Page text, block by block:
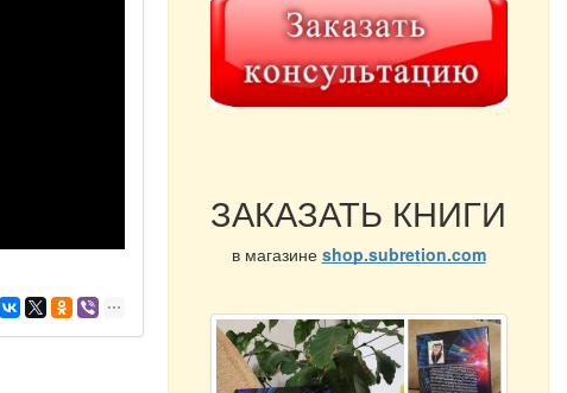
ЗАКАЗАТЬ КНИГИ
в магазине shop.subretion.com